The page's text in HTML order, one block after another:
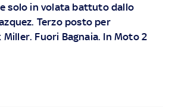
solo in volata battuto dallo
Terzo posto per
Fuori Bagnaia. In Moto 2